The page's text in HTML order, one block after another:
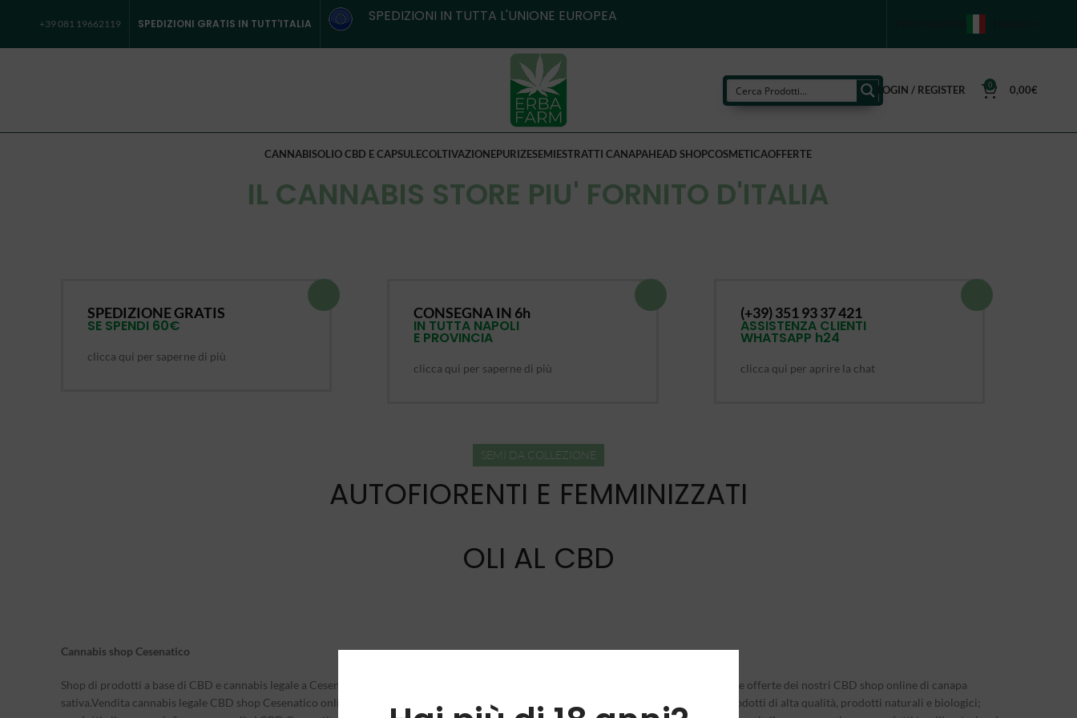
+39 081 19662119 SPEDIZIONI GRATIS IN TUTT'ITALIA SPEDIZIONI IN TUTTA L'UNIONE EUROPEA
LOGIN / REGISTER 0 0,00€
CANNABISOLIO CBD E CAPSULECOLTIVAZIONEPURIZESEMIESTRATTI CANAPAHEAD SHOPCOSMETICAOFFERTE
IL CANNABIS STORE PIU' FORNITO D'ITALIA
SPEDIZIONE GRATIS
SE SPENDI 60€
clicca qui per saperne di più
CONSEGNA IN 6h
IN TUTTA NAPOLI
E PROVINCIA
clicca qui per saperne di più
(+39) 351 93 37 421
ASSISTENZA CLIENTI
WHATSAPP h24
clicca qui per aprire la chat
SEMI DA COLLEZIONE
AUTOFIORENTI E FEMMINIZZATI
OLI AL CBD
Cannabis shop Cesenatico
Shop di prodotti a base di CBD e cannabis legale a Cesenatico, CBD Shop online prodotti e alimenti alla canapa legale Cesenatico. Scopri le offerte dei nostri CBD shop online di canapa
sativa.Vendita cannabis legale CBD shop Cesenatico online. Il nostro CBD shop Cesenatico vende online ed nella sua sede di Villaricca prodotti di alta qualità, prodotti naturali e biologici;